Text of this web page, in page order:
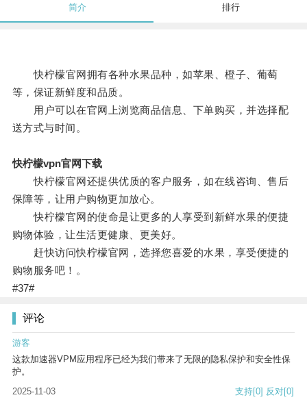
简介 排行
快柠檬官网拥有各种水果品种，如苹果、橙子、葡萄
等，保证新鲜度和品质。
用户可以在官网上浏览商品信息、下单购买，并选择配
送方式与时间。
快柠檬vpn官网下载
快柠檬官网还提供优质的客户服务，如在线咨询、售后
保障等，让用户购物更加放心。
快柠檬官网的使命是让更多的人享受到新鲜水果的便捷
购物体验，让生活更健康、更美好。
赶快访问快柠檬官网，选择您喜爱的水果，享受便捷的
购物服务吧！。
#37#
评论
游客
这款加速器VPM应用程序已经为我们带来了无限的隐私保护和安全性保
护。
2025-11-03
支持[0] 反对[0]